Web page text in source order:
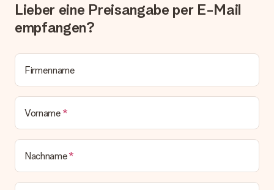
Wird die Rechnung mit der Bestellung mitverschickt?
Alle Lieferungen erfolgen ohne Rechnung und/oder
zeitgleich mit der Bestätigungsmail und kannst sie jederzeit in
deinem MySurprise Account einsehen. Du kannst das
Lieber eine Preisangabe per E-Mail
empfangen?
Firmenname
Vorname
Nachname